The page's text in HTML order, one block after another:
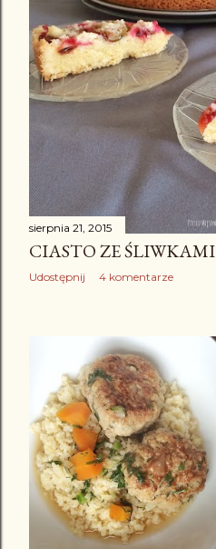
sierpnia 21, 2015
CIASTO ZE ŚLIWKAMI
Udostępnij 4 komentarze